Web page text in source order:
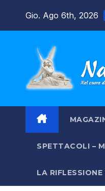
Gio. Ago 6th, 2026
SPETTACOLI –
LA